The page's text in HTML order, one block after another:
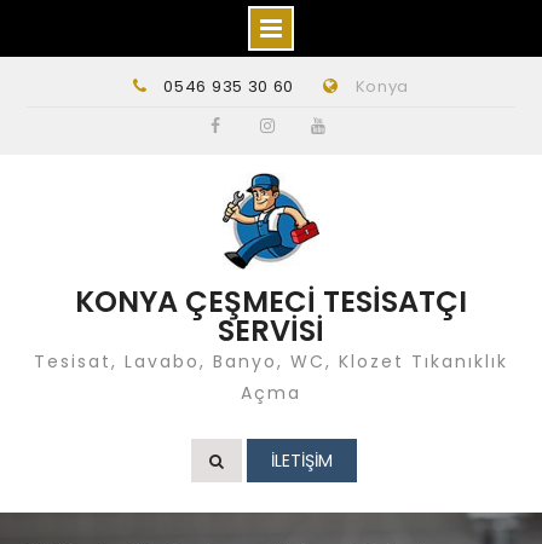
0546 935 30 60 Konya
KONYA ÇEŞMECİ TESİSATÇI
SERVİSİ
Tesisat, Lavabo, Banyo, WC, Klozet Tıkanıklık
Açma
İLETİŞİM